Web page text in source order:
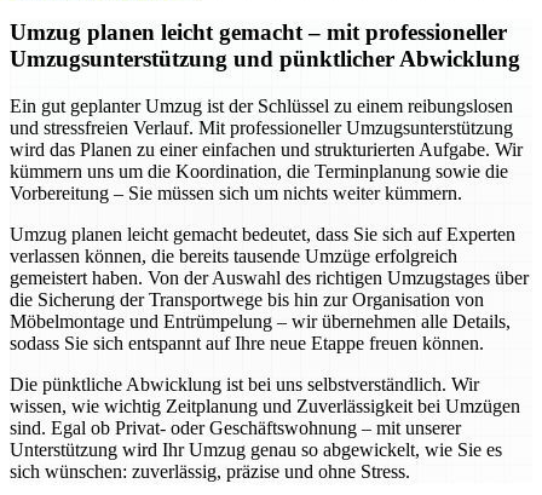
Umzug planen leicht gemacht – mit professioneller
Umzugsunterstützung und pünktlicher Abwicklung
Ein gut geplanter Umzug ist der Schlüssel zu einem reibungslosen
und stressfreien Verlauf. Mit professioneller Umzugsunterstützung
wird das Planen zu einer einfachen und strukturierten Aufgabe. Wir
kümmern uns um die Koordination, die Terminplanung sowie die
Vorbereitung – Sie müssen sich um nichts weiter kümmern.
Umzug planen leicht gemacht bedeutet, dass Sie sich auf Experten
verlassen können, die bereits tausende Umzüge erfolgreich
gemeistert haben. Von der Auswahl des richtigen Umzugstages über
die Sicherung der Transportwege bis hin zur Organisation von
Möbelmontage und Entrümpelung – wir übernehmen alle Details,
sodass Sie sich entspannt auf Ihre neue Etappe freuen können.
Die pünktliche Abwicklung ist bei uns selbstverständlich. Wir
wissen, wie wichtig Zeitplanung und Zuverlässigkeit bei Umzügen
sind. Egal ob Privat- oder Geschäftswohnung – mit unserer
Unterstützung wird Ihr Umzug genau so abgewickelt, wie Sie es
sich wünschen: zuverlässig, präzise und ohne Stress.